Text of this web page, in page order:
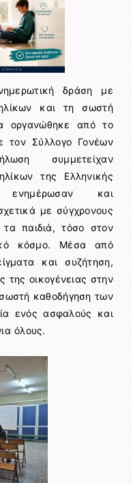
δράση με
και τη σωστή
οργανώθηκε από το
τον Σύλλογο Γονέων
συμμετείχαν
της Ελληνικής
και
με σύγχρονους
τα παιδιά, τόσο στον
κόσμο. Μέσα από
και συζήτηση,
της οικογένειας στην
καθοδήγηση των
ενός ασφαλούς και
όλους.